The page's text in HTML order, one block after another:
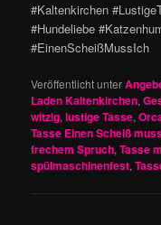
#Kaltenkirchen
#Hundeliebe
#EinenScheißMussIch
Veröffentlicht unter
Laden Kaltenkirchen,
witzig,lustige Tasse,
Tasse Einen Scheiß
frechem Spruch,Tasse
spülmaschinenfest,